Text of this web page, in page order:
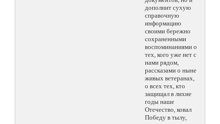
дополнит сухую
справочную
информацию
своими бережно
сохраненными
воспоминаниями о
тех, кого уже нет с
нами рядом,
рассказами о ныне
живых ветеранах,
о всех тех, кто
защищал в лихие
годы наше
Отечество, ковал
Победу в тылу,